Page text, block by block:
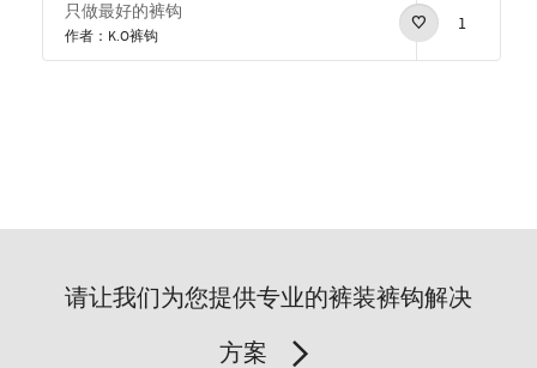
只做最好的裤钩
作者：K.O裤钩
1
请让我们为您提供专业的裤装裤钩解决
方案